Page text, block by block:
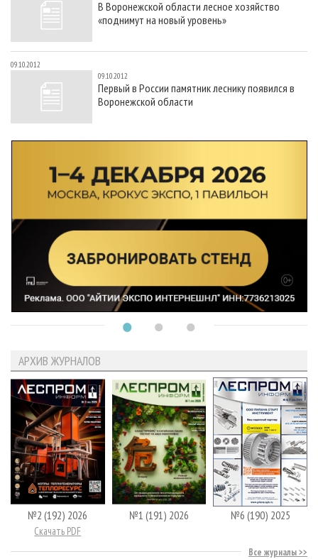
СУШКА ДРЕВЕСИНЫ
ПРОИЗВОДСТВО ДРЕВЕСНЫХ ПЛИТ
ДЕРЕВЯННОЕ ДОМОСТРОЕНИЕ
ПРОИЗВОДСТВО МЕБЕЛИ
БИОЭНЕРГЕТИКА
ЦБП
ПЕРСОНЫ
МОБИЛЬНЫЕ ВЫСТАВКИ
ПРИОРИТЕТНЫЕ ИНВЕСТПРОЕКТЫ
RUSSIAN FORESTRY REVIEW
ГАЗЕТА ЛЕСПРОМФОРУМ
КОНТАКТЫ
РЕКЛАМА
В Воронежской области лесное хозяйство
«поднимут на новый уровень»
09.10.2012
09.10.2012
Первый в России памятник леснику появился в
Воронежской области
АРХИВ ЖУРНАЛОВ
№2 (192) 2026
Скачать PDF
№1 (191) 2026 №6 (190) 2025
Все журналы